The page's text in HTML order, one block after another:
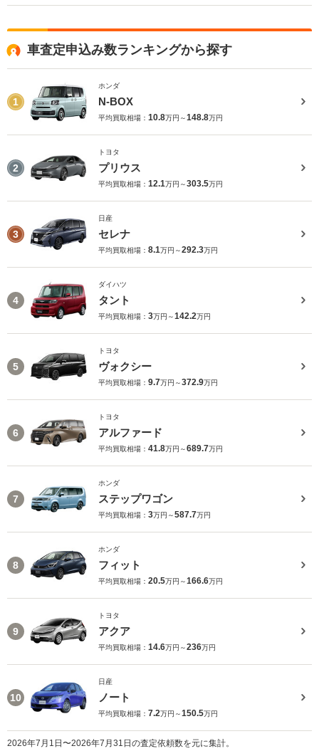
車査定申込み数ランキングから探す
1
ホンダ
N-BOX
平均買取相場： 10.8万円～148.8万円
2
トヨタ
プリウス
平均買取相場： 12.1万円～303.5万円
3
日産
セレナ
平均買取相場： 8.1万円～292.3万円
4
ダイハツ
タント
平均買取相場： 3万円～142.2万円
5
トヨタ
ヴォクシー
平均買取相場： 9.7万円～372.9万円
6
トヨタ
アルファード
平均買取相場： 41.8万円～689.7万円
7
ホンダ
ステップワゴン
平均買取相場： 3万円～587.7万円
8
ホンダ
フィット
平均買取相場： 20.5万円～166.6万円
9
トヨタ
アクア
平均買取相場： 14.6万円～236万円
10
日産
ノート
平均買取相場： 7.2万円～150.5万円
2026年7月1日〜2026年7月31日の査定依頼数を元に集計。